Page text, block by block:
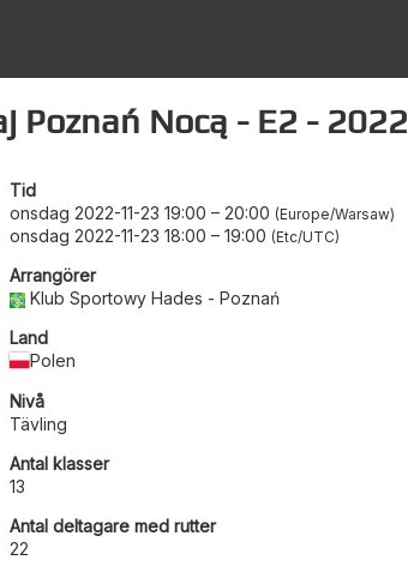
Poznań Nocą - E2 - 2022
Tid
onsdag 2022-11-23 19:00 – 20:00 Europe/Warsaw
onsdag 2022-11-23 18:00 – 19:00 Etc/UTC
Arrangörer
Klub Sportowy Hades - Poznań
Land
Polen
Nivå
Tävling
Antal klasser
13
Antal deltagare med rutter
22